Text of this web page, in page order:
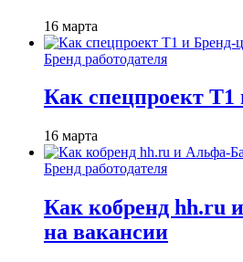
16 марта
Бренд работодателя
Как спецпроект
16 марта
Бренд работодателя
Как кобренд hh.ru
на вакансии